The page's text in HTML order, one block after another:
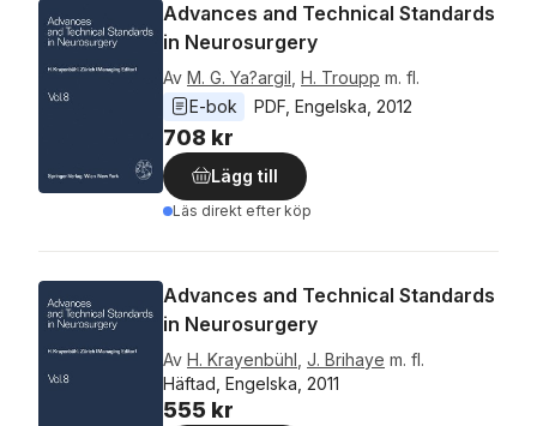
Advances and Technical Standards
in Neurosurgery
Av M. G. Ya?argil H. Troupp m. fl.
E-bok
PDF Engelska 2012
708 kr
Lägg till
Läs direkt efter köp
Advances and Technical Standards
in Neurosurgery
Av H. Krayenbühl J. Brihaye m. fl.
Häftad, Engelska, 2011
555 kr